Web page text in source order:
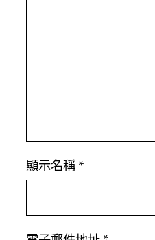
顯示名稱 *